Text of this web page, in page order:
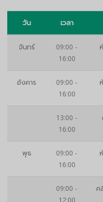
วัน เวลา
จันทร์
09:00 -
16:00
อังคาร
09:00 -
16:00
13:00 -
16:00
พุธ
09:00 -
16:00
09:00 -
12:00
ค